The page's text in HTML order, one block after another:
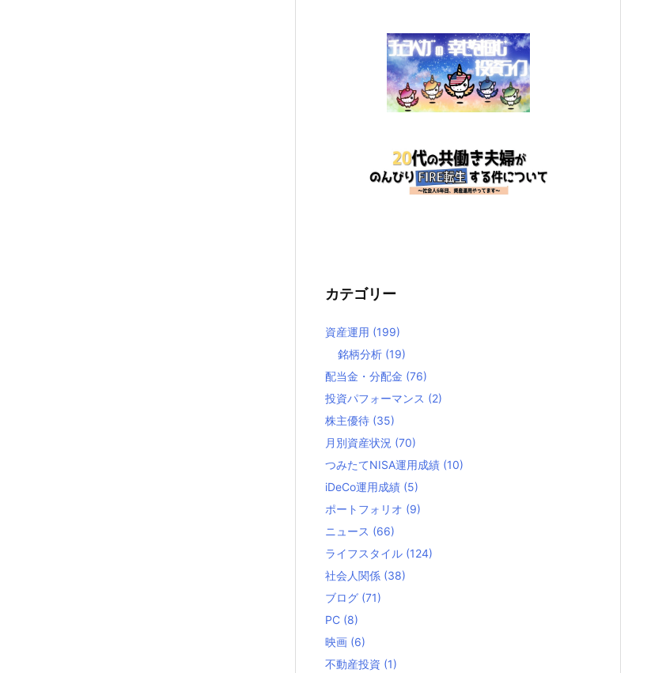
カテゴリー
資産運用 (199)
銘柄分析 (19)
配当金・分配金 (76)
投資パフォーマンス (2)
株主優待 (35)
月別資産状況 (70)
つみたてNISA運用成績 (10)
iDeCo運用成績 (5)
ポートフォリオ (9)
ニュース (66)
ライフスタイル (124)
社会人関係 (38)
ブログ (71)
PC (8)
映画 (6)
不動産投資 (1)